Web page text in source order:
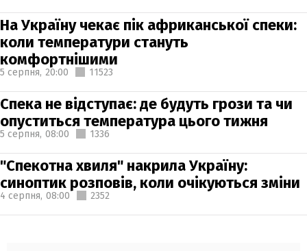
На Україну чекає пік африканської спеки:
коли температури стануть
комфортнішими
5 серпня, 20:00 11523
Спека не відступає: де будуть грози та чи
опуститься температура цього тижня
5 серпня, 08:00 1336
"Спекотна хвиля" накрила Україну:
синоптик розповів, коли очікуються зміни
4 серпня, 08:00 2352